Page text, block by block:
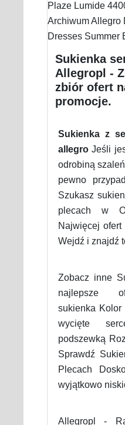
Sukienka
Allegropl -
zbiór ofert
promocje.
Sukienka z
allegroJeśli
odrobiną
pewno
Szukasz
plecach w
Najwięcej
Wejdź i znajdź
Zobacz inne
najlepsze
sukienka Kolor
wycięte
podszewką
Sprawdź
Plecach
wyjątkowo
Allegropl -